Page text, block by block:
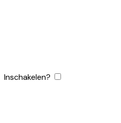
Inschakelen?